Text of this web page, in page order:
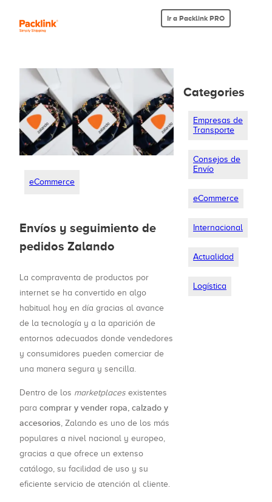
Ir a Packlink PRO
eCommerce
Envíos y seguimiento de
pedidos Zalando
La compraventa de productos por
internet se ha convertido en algo
habitual hoy en día gracias al avance
de la tecnología y a la aparición de
entornos adecuados donde vendedores
y consumidores pueden comerciar de
una manera segura y sencilla.
Dentro de los marketplaces existentes
para comprar y vender ropa, calzado y
accesorios , Zalando es uno de los más
populares a nivel nacional y europeo,
gracias a que ofrece un extenso
catálogo, su facilidad de uso y su
eficiente servicio de atención al cliente.
Categories
Empresas de
Transporte
Consejos de
Envío
eCommerce
Internacional
Actualidad
Logística